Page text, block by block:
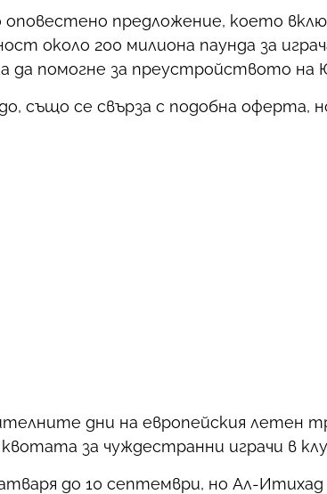
предложение, което
около 200 милиона паунда за
да помогне за преустройството на
също се свърза с подобна
дни на европейския летен
за чуждестранни играчи в
до 10 септември, но Ал-